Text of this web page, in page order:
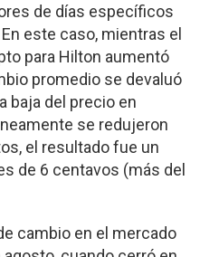
de días específicos
este caso, mientras el
para Hilton aumentó
promedio se devaluó
baja del precio en
se redujeron
el resultado fue un
de 6 centavos (más del
cambio en el mercado